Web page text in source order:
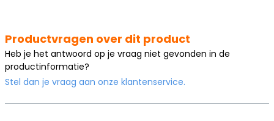
Productvragen over dit product
Heb je het antwoord op je vraag niet gevonden in de
productinformatie?
Stel dan je vraag aan onze klantenservice.